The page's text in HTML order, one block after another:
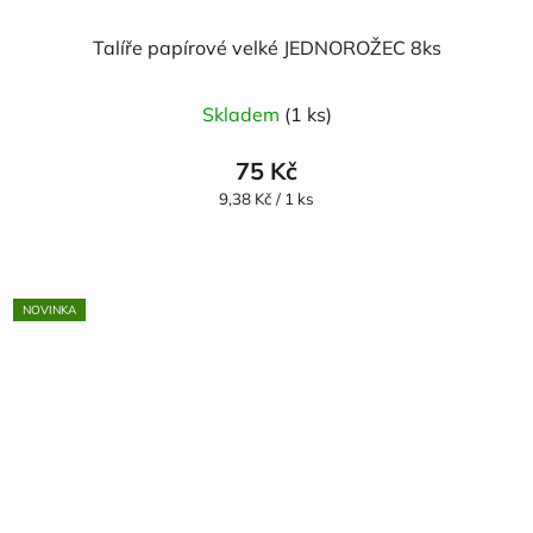
Talíře papírové velké JEDNOROŽEC 8ks
Skladem (1 ks)
75 Kč
Měrná
9,38 Kč / 1 ks
NOVINKA